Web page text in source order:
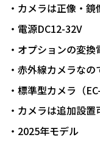
・カメラは正像・
・電源DC12-32V
・オプションの変
・赤外線カメラな
・標準型カメラ（
・カメラは追加設置
・2025年モデル